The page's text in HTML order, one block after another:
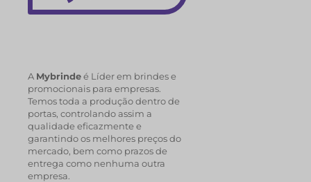
A Mybrindeé Líder em brindes e
promocionais para empresas.
Temos toda a produção dentro de
portas, controlando assim a
qualidade eficazmente e
garantindo os melhores preços do
mercado, bem como prazos de
entrega como nenhuma outra
empresa.